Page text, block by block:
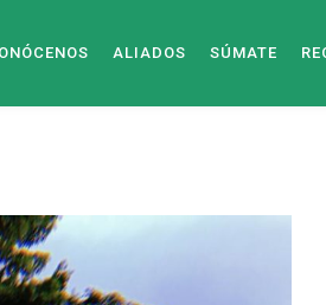
ALIADOS SÚMATE